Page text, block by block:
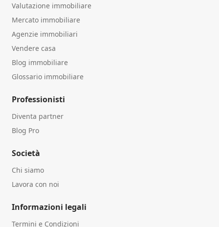
Valutazione immobiliare
Mercato immobiliare
Agenzie immobiliari
Vendere casa
Blog immobiliare
Glossario immobiliare
Professionisti
Diventa partner
Blog Pro
Società
Chi siamo
Lavora con noi
Informazioni legali
Termini e Condizioni